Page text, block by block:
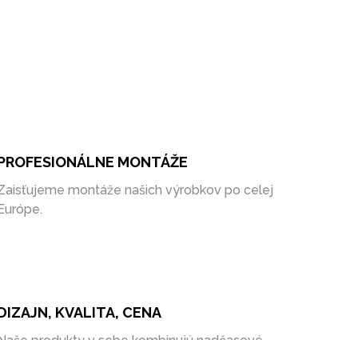
MONTÁŽE
montáže našich výrobkov po celej
KVALITA, CENA